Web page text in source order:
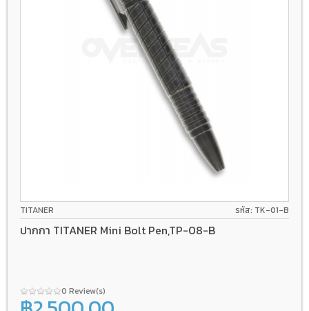
TITANER รหัส: TK-01-B
ปากกา TITANER Mini Bolt Pen,TP-08-B
0 Review(s)